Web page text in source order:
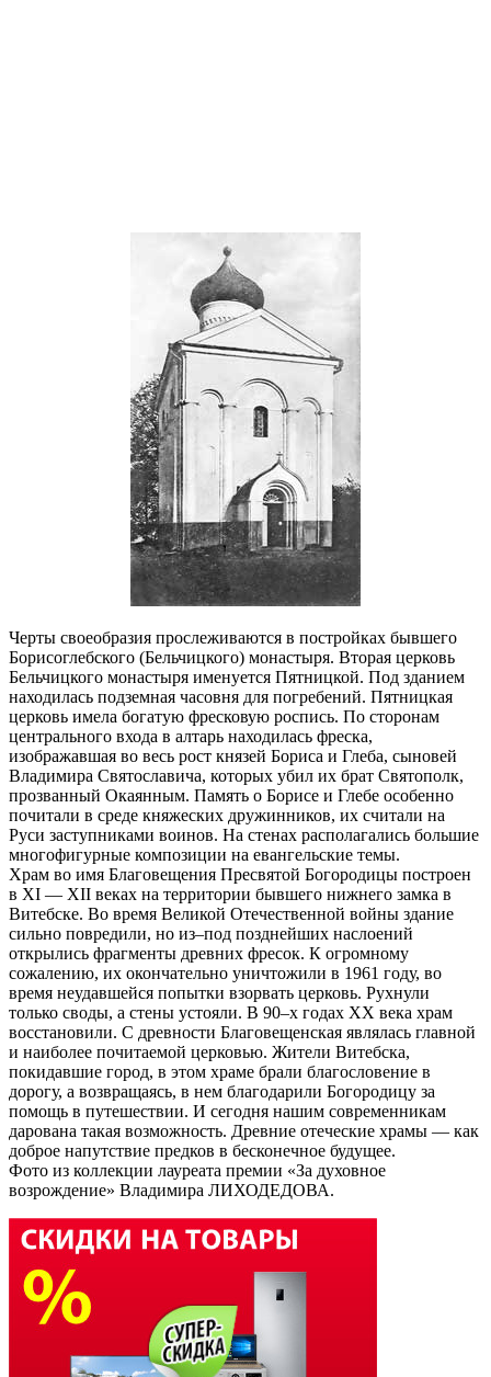
Черты своеобразия прослеживаются в постройках бывшего
Борисоглебского (Бельчицкого) монастыря. Вторая церковь
Бельчицкого монастыря именуется Пятницкой. Под зданием
находилась подземная часовня для погребений. Пятницкая
церковь имела богатую фресковую роспись. По сторонам
центрального входа в алтарь находилась фреска,
изображавшая во весь рост князей Бориса и Глеба, сыновей
Владимира Святославича, которых убил их брат Святополк,
прозванный Окаянным. Память о Борисе и Глебе особенно
почитали в среде княжеских дружинников, их считали на
Руси заступниками воинов. На стенах располагались большие
многофигурные композиции на евангельские темы.
Храм во имя Благовещения Пресвятой Богородицы построен
в XI — XII веках на территории бывшего нижнего замка в
Витебске. Во время Великой Отечественной войны здание
сильно повредили, но из–под позднейших наслоений
открылись фрагменты древних фресок. К огромному
сожалению, их окончательно уничтожили в 1961 году, во
время неудавшейся попытки взорвать церковь. Рухнули
только своды, а стены устояли. В 90–х годах XX века храм
восстановили. С древности Благовещенская являлась главной
и наиболее почитаемой церковью. Жители Витебска,
покидавшие город, в этом храме брали благословение в
дорогу, а возвращаясь, в нем благодарили Богородицу за
помощь в путешествии. И сегодня нашим современникам
дарована такая возможность. Древние отеческие храмы — как
доброе напутствие предков в бесконечное будущее.
Фото из коллекции лауреата премии «За духовное
возрождение» Владимира ЛИХОДЕДОВА.